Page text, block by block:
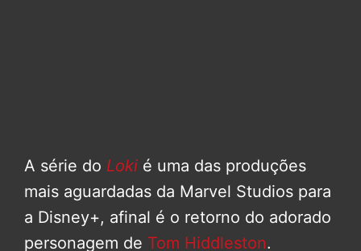
A série do Loki é uma das produções
mais aguardadas da Marvel Studios para
a Disney+, afinal é o retorno do adorado
personagem de Tom Hiddleston.